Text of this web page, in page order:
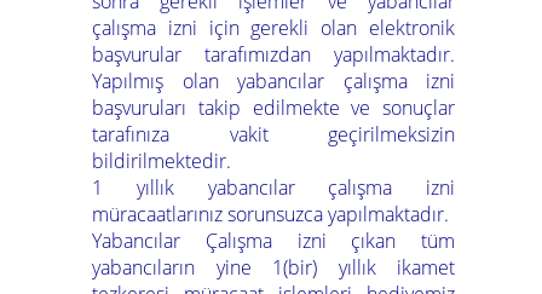
çalışma izni için gerekli olan elektronik
başvurular tarafımızdan yapılmaktadır.
Yapılmış olan yabancılar çalışma izni
başvuruları takip edilmekte ve sonuçlar
tarafınıza vakit geçirilmeksizin
bildirilmektedir.
1 yıllık yabancılar çalışma izni
müracaatlarınız sorunsuzca yapılmaktadır.
Yabancılar Çalışma izni çıkan tüm
yabancıların yine 1(bir) yıllık ikamet